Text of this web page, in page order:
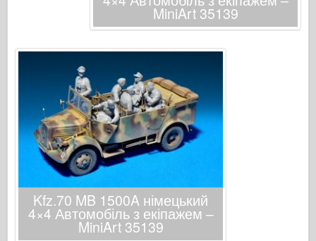
MiniArt 35139
Kfz.70 MB 1500A німецький
4×4 Автомобіль з екіпажем –
MiniArt 35139